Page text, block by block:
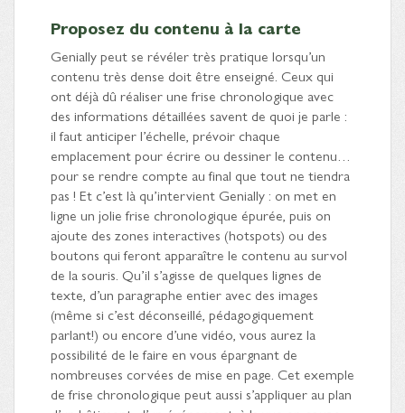
Proposez du contenu à la carte
Genially peut se révéler très pratique lorsqu’un
contenu très dense doit être enseigné. Ceux qui
ont déjà dû réaliser une frise chronologique avec
des informations détaillées savent de quoi je parle :
il faut anticiper l’échelle, prévoir chaque
emplacement pour écrire ou dessiner le contenu…
pour se rendre compte au final que tout ne tiendra
pas ! Et c’est là qu’intervient Genially : on met en
ligne un jolie frise chronologique épurée, puis on
ajoute des zones interactives (hotspots) ou des
boutons qui feront apparaître le contenu au survol
de la souris. Qu’il s’agisse de quelques lignes de
texte, d’un paragraphe entier avec des images
(même si c’est déconseillé, pédagogiquement
parlant!) ou encore d’une vidéo, vous aurez la
possibilité de le faire en vous épargnant de
nombreuses corvées de mise en page. Cet exemple
de frise chronologique peut aussi s’appliquer au plan